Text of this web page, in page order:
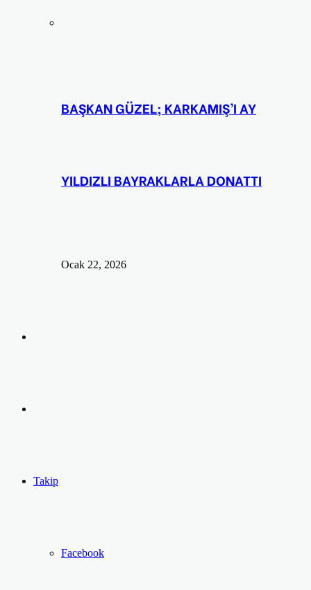
BAŞKAN GÜZEL; KARKAMIŞ’I AY
YILDIZLI BAYRAKLARLA DONATTI
Ocak 22, 2026
...
Ol
Takip
Facebook